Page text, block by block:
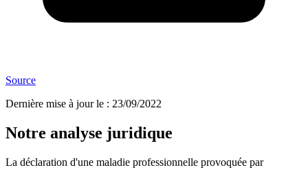
Source
Dernière mise à jour le : 23/09/2022
Notre analyse juridique
La déclaration d'une maladie professionnelle provoquée par